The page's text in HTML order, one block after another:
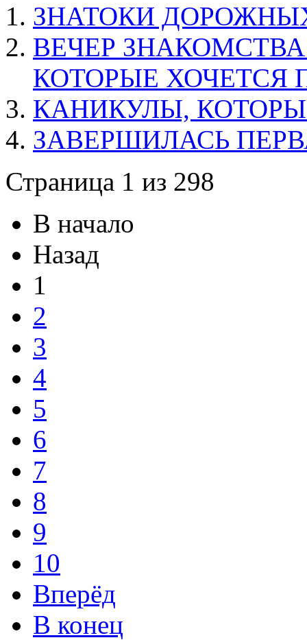
ЗНАТОКИ
ВЕЧЕР
КОТОРЫЕ ХОЧЕТСЯ
КАНИКУЛЫ,
ЗАВЕРШИЛАСЬ
Страница 1 из 298
В начало
Назад
1
2
3
4
5
6
7
8
9
10
Вперёд
В конец